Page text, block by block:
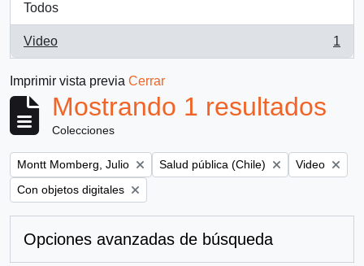
Todos
Video
, 1 resultados
1
Imprimir vista previa Cerrar
Mostrando 1 resultados
Colecciones
Remove filter:
Montt Momberg, Julio Remove filter:
Salud pública (Chile) Remove
Video
Remove filter:
Con objetos digitales
Opciones avanzadas de búsqueda